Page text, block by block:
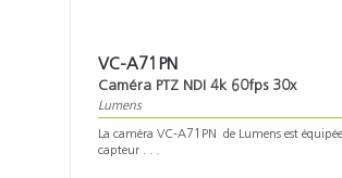
VC-A71PN
Caméra PTZ NDI 4k 60fps 30x
Lumens
La caméra VC-A71PN de Lumens est
capteur . . .